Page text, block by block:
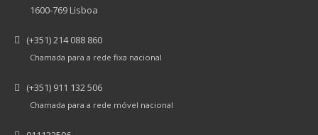
1600-769 Lisboa
(+351) 214 088 860
Chamada para a rede fixa nacional
(+351) 911 132 506
Chamada para a rede móvel nacional